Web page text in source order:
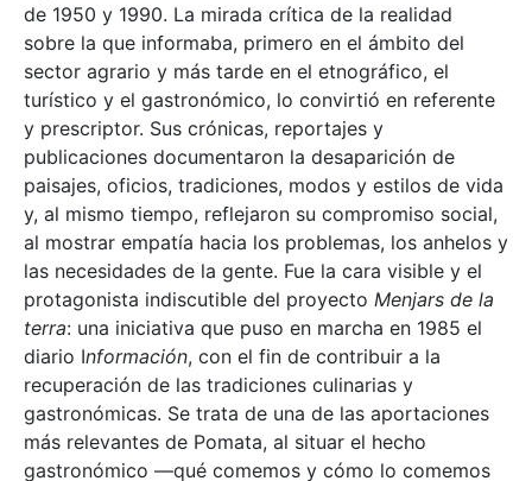
de 1950 y 1990. La mirada crítica de la realidad
sobre la que informaba, primero en el ámbito del
sector agrario y más tarde en el etnográfico, el
turístico y el gastronómico, lo convirtió en referente
y prescriptor. Sus crónicas, reportajes y
publicaciones documentaron la desaparición de
paisajes, oficios, tradiciones, modos y estilos de vida
y, al mismo tiempo, reflejaron su compromiso social,
al mostrar empatía hacia los problemas, los anhelos y
las necesidades de la gente. Fue la cara visible y el
protagonista indiscutible del proyecto Menjars de la
terra: una iniciativa que puso en marcha en 1985 el
diario Información, con el fin de contribuir a la
recuperación de las tradiciones culinarias y
gastronómicas. Se trata de una de las aportaciones
más relevantes de Pomata, al situar el hecho
gastronómico —qué comemos y cómo lo comemos